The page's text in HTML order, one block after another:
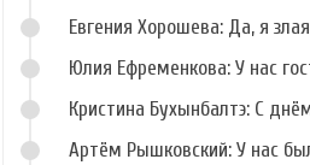
Евгения Хорошева: Да, я
Юлия Ефременкова: У нас
Кристина Бухынбалтэ: С
Артём Рышковский: У нас